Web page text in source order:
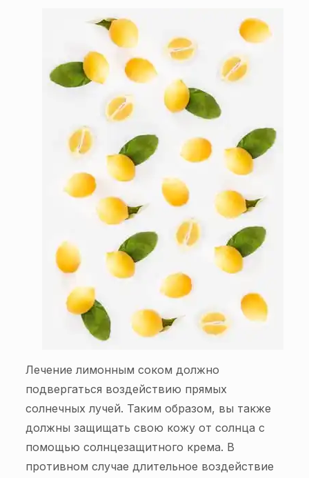
Лечение лимонным соком должно
подвергаться воздействию прямых
солнечных лучей. Таким образом, вы также
должны защищать свою кожу от солнца с
помощью солнцезащитного крема. В
противном случае длительное воздействие